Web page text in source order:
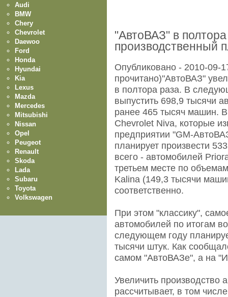
"АвтоВАЗ" в
производственный
Опубликовано - 2010-09-
прочитано)"АвтоВАЗ"
в полтора раза. В
выпустить 698,9 тысячи
ранее 465 тысяч машин.
Chevrolet Niva, которые
предприятии "GM-
планирует произвести
всего - автомобилей
третьем месте по
Kalina (149,3 тысячи
соответственно.
При этом "классику",
автомобилей по итогам
следующем году
тысячи штук. Как
самом "АвтоВАЗе", а на
Увеличить производство
рассчитывает, в том
Audi
BMW
Chery
Chevrolet
Daewoo
Ford
Honda
Hyundai
Kia
Lexus
Mazda
Mercedes
Mitsubishi
Nissan
Opel
Peugeot
Renault
Skoda
Lada
Subaru
Toyota
Volkswagen